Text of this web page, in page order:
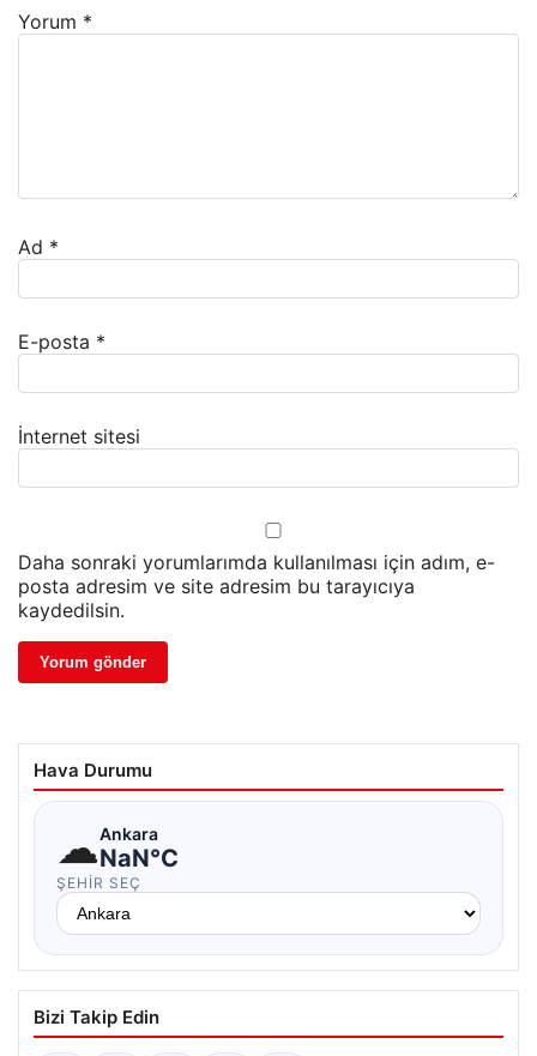
Yorum *
Ad *
E-posta *
İnternet sitesi
Daha sonraki yorumlarımda kullanılması için adım, e-
posta adresim ve site adresim bu tarayıcıya
kaydedilsin.
Hava Durumu
☁Ankara
NaN°C
ŞEHIR SEÇ
Bizi Takip Edin